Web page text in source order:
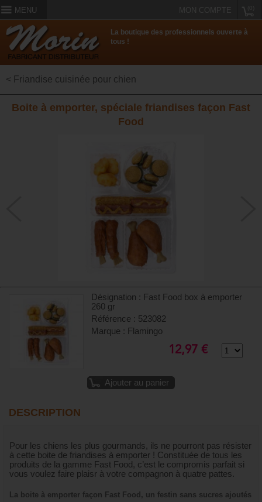
MENU MON COMPTE
La boutique des professionnels ouverte à
tous !
< Friandise cuisinée pour chien
Boite à emporter, spéciale friandises façon Fast
Food
Désignation : Fast Food box à emporter
260 gr
Référence : 523082
Marque : Flamingo
12,97 €
Ajouter au panier
DESCRIPTION
Pour les chiens les plus gourmands, ils ne pourront pas résister
à cette boite de friandises à emporter ! Constituée de tous les
produits de la gamme Fast Food, c’est le compromis parfait si
vous voulez faire plaisr à votre compagnon à quatre pattes.
La boite à emporter façon Fast Food, un festin sans sucres ajoutés